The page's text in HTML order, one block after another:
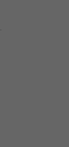
9 avis